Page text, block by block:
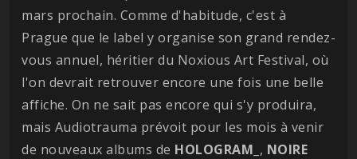
mars prochain. Comme d'habitude, c'est à
Prague que le label y organise son grand rendez-
vous annuel, héritier du Noxious Art Festival, où
l'on devrait retrouver encore une fois une belle
affiche. On ne sait pas encore qui s'y produira,
mais Audiotrauma prévoit pour les mois à venir
de nouveaux albums de HOLOGRAM_ , NOIRE